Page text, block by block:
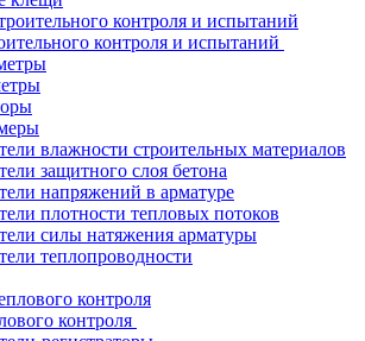
контроля и испытаний
влажности строительных материалов
защитного слоя бетона
напряжений в арматуре
плотности тепловых потоков
силы натяжения арматуры
теплопроводности
контроля